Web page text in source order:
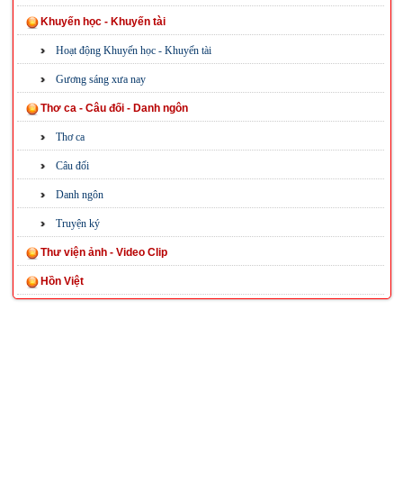
Khuyến học - Khuyến tài
Hoạt động Khuyến học - Khuyến tài
Gương sáng xưa nay
Thơ ca - Câu đối - Danh ngôn
Thơ ca
Câu đối
Danh ngôn
Truyện ký
Thư viện ảnh - Video Clip
Hồn Việt